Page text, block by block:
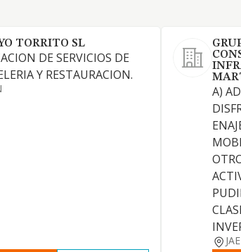
TORRITO SL
DE SERVICIOS DE
Y RESTAURACION.
A)